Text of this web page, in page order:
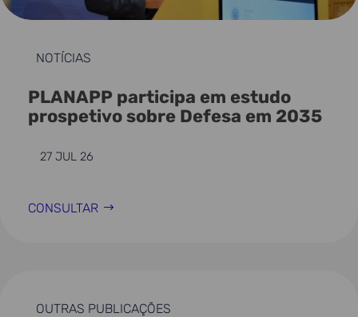
NOTÍCIAS
PLANAPP participa em estudo
prospetivo sobre Defesa em 2035
27 JUL 26
CONSULTAR
OUTRAS PUBLICAÇÕES